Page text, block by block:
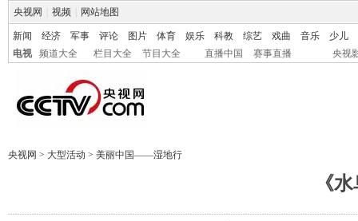
央视网 视频 网站地图
新闻 经济 军事 评论 图片 体育 娱乐 科教 综艺 戏曲 音乐
少儿
电视
频道大全 栏目大全 节目大全 直播中国 赛事直播 央视
央视网 > 大型活动 > 美丽中国——湿地行
《